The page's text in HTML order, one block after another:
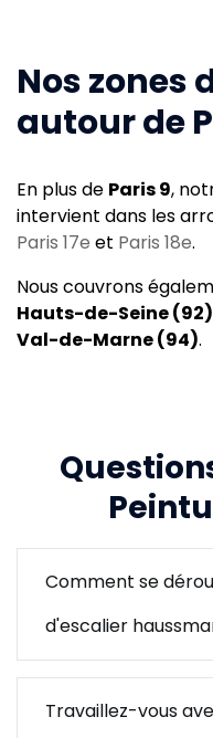
Nos zones
autour de
En plus de Paris 9,
intervient dans les
Paris 17e et Paris 18e.
Nous couvrons
Hauts-de-Seine (92)
Val-de-Marne (94).
Comment se
d'escalier
Travaillez-vous